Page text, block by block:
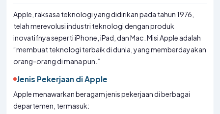
Apple, raksasa teknologi yang didirikan pada tahun 1976,
telah merevolusi industri teknologi dengan produk
inovatifnya seperti iPhone, iPad, dan Mac. Misi Apple adalah
“membuat teknologi terbaik di dunia, yang memberdayakan
orang-orang di mana pun.”
Jenis Pekerjaan di Apple
Apple menawarkan beragam jenis pekerjaan di berbagai
departemen, termasuk: